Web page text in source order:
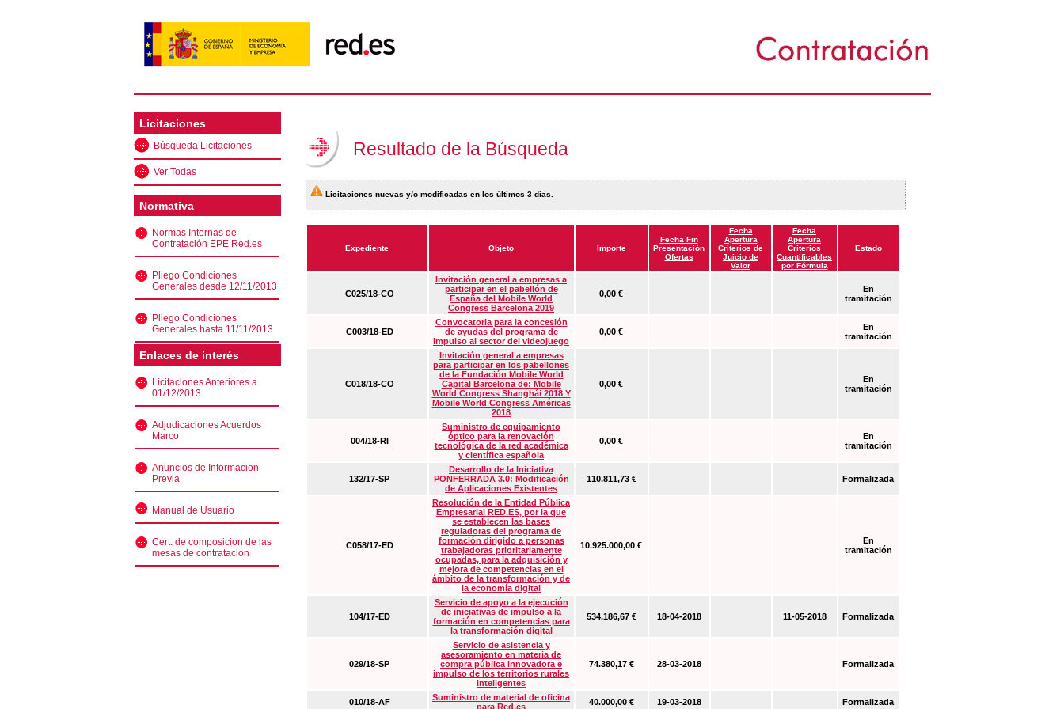
Licitaciones
Búsqueda Licitaciones
Ver Todas
Normativa
Normas Internas de
Contratación EPE Red.es
Pliego Condiciones
Generales desde 12/11/2013
Pliego Condiciones
Generales hasta 11/11/2013
Enlaces de interés
Licitaciones Anteriores a
01/12/2013
Adjudicaciones Acuerdos
Marco
Anuncios de Informacion
Previa
Manual de Usuario
Cert. de composicion de las
mesas de contratacion
Resultado de la Búsqueda
Licitaciones nuevas y/o modificadas en los últimos 3 días.
Expediente Objeto Importe
Fecha Fin
Presentación
Ofertas
Fecha
Apertura
Criterios de
Juicio de
Valor
Fecha
Apertura
Criterios
Cuantificables
por Fórmula
Estado
C025/18-CO
Invitación general a empresas a
participar en el pabellón de
España del Mobile World
Congress Barcelona 2019
0,00 €
En
tramitación
C003/18-ED
Convocatoria para la concesión
de ayudas del programa de
impulso al sector del videojuego
0,00 €
En
tramitación
C018/18-CO
Invitación general a empresas
para participar en los pabellones
de la Fundación Mobile World
Capital Barcelona de: Mobile
World Congress Shanghái 2018 Y
Mobile World Congress Américas
2018
0,00 €
En
tramitación
004/18-RI
Suministro de equipamiento
óptico para la renovación
tecnológica de la red académica
y científica española
0,00 €
En
tramitación
132/17-SP
Desarrollo de la Iniciativa
PONFERRADA 3.0: Modificación
de Aplicaciones Existentes
110.811,73 € Formalizada
C058/17-ED
Resolución de la Entidad Pública
Empresarial RED.ES, por la que
se establecen las bases
reguladoras del programa de
formación dirigido a personas
trabajadoras prioritariamente
ocupadas, para la adquisición y
mejora de competencias en el
ámbito de la transformación y de
la economía digital
10.925.000,00 €
En
tramitación
104/17-ED
Servicio de apoyo a la ejecución
de iniciativas de impulso a la
formación en competencias para
la transformación digital
534.186,67 € 18-04-2018 11-05-2018 Formalizada
029/18-SP
Servicio de asistencia y
asesoramiento en materia de
compra pública innovadora e
impulso de los territorios rurales
inteligentes
74.380,17 € 28-03-2018 Formalizada
010/18-AF
Suministro de material de oficina
para Red.es
40.000,00 € 19-03-2018 Formalizada